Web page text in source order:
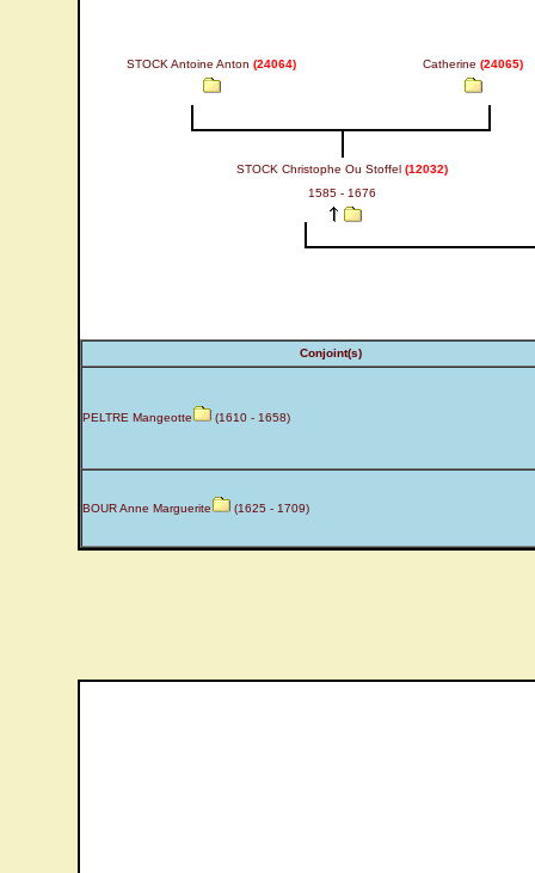
STOCK Antoine Anton (24064) Catherine (24065)
STOCK Christophe Ou Stoffel (12032)
1585 - 1676
Conjoint(s)
PELTRE Mangeotte (1610 - 1658)
BOUR Anne Marguerite (1625 - 1709)